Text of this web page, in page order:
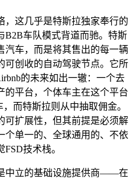
，这几乎是特斯拉独家奉行的
B2B车队模式背道而驰。特斯
汽车，而是将其售出的每一辆
可创收的自动驾驶节点。它所
的未来如出一辙：一个去
的平台，个体车主在这个平台
而特斯拉则从中抽取佣金。
可扩展性，但其前提是必须解
单一的、全球通用的、不依
技术栈。
中立的基础设施提供商——在